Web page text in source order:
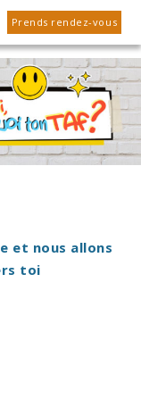
Prends rendez-vous
et nous allons
toi